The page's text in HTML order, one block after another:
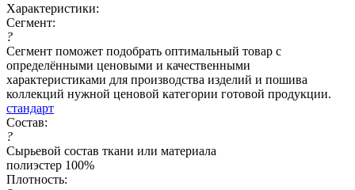
Характеристики:
Сегмент:
?
Сегмент поможет подобрать оптимальный товар с
определёнными ценовыми и качественными
характеристиками для производства изделий и пошива
коллекций нужной ценовой категории готовой продукции.
стандарт
Состав:
?
Сырьевой состав ткани или материала
полиэстер 100%
Плотность: